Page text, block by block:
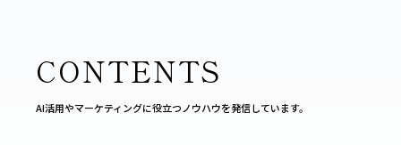
CONTENTS
AI活用やマーケティングに役立つノウハウを発信しています。